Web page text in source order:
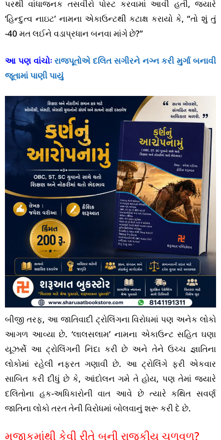
પરથી વાંધાજનક તસવીરો પોસ્ટ કરવામાં આવી હતી, જ્યારે
‘હિન્દુત્વ નાઇટ’ નામના એકાઉન્ટથી કટાક્ષ કરાયો કે, “તો શું તું
-40 મત લઈને વડાપ્રધાન બનવા માંગે છે?”
આ પણ વાંચોઃરાજપૂતોએ દલિત સગીરને નગ્ન કરી મુર્ગા બનાવી
જૂતામાં પાણી પાયું
બીજી તરફ, આ જાતિવાદી ટ્રોલિંગના વિરોધમાં પણ અનેક લોકો
આગળ આવ્યા છે. ‘લાલસલામ’ નામના એકાઉન્ટ સહિત ઘણા
યૂઝર્સે આ ટ્રોલિંગની નિંદા કરી છે અને તેને ઉચ્ચ જ્ઞાતિના
લોકોમાં રહેલી નફરત ગણાવી છે. આ ટ્રોલિંગે ફરી એકવાર
સાબિત કરી દીધું છે કે, આંદોલન ગમે તે હોય, પણ તેમાં જ્યારે
દલિતોના હક-અધિકારોની વાત આવે છે ત્યારે કથિત સવર્ણ
જાતિના લોકો તરત તેની વિરોધમાં બોલવાનું શરૂ કરી દે છે.
મજાકમાંથી કેવી રીતે બની રાજકીય ચળવળ?